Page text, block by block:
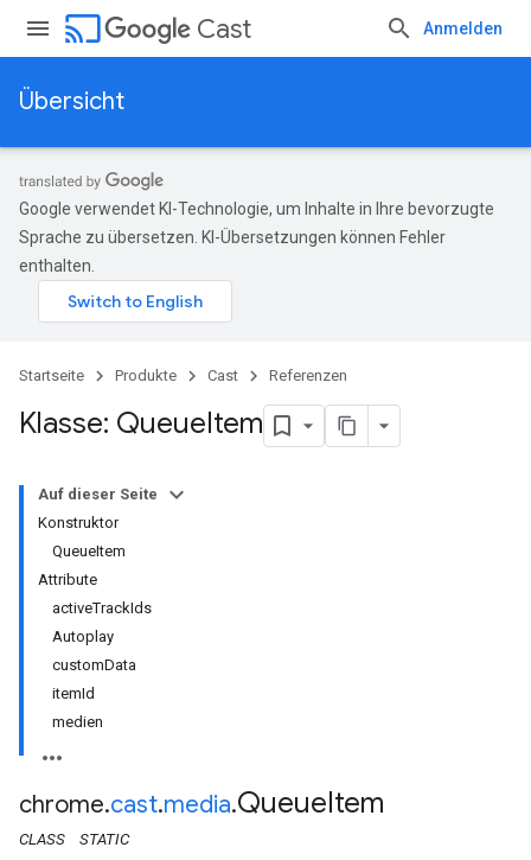
cast Cast Anmelden
Übersicht
Google verwendet KI-Technologie, um Inhalte in Ihre bevorzugte
Sprache zu übersetzen. KI-Übersetzungen können Fehler
enthalten.
Startseite Produkte Cast Referenzen
Klasse: QueueItem
Auf dieser Seite
Konstruktor
QueueItem
Attribute
activeTrackIds
Autoplay
customData
itemId
medien
chrome.cast.media.QueueItem
CLASS STATIC